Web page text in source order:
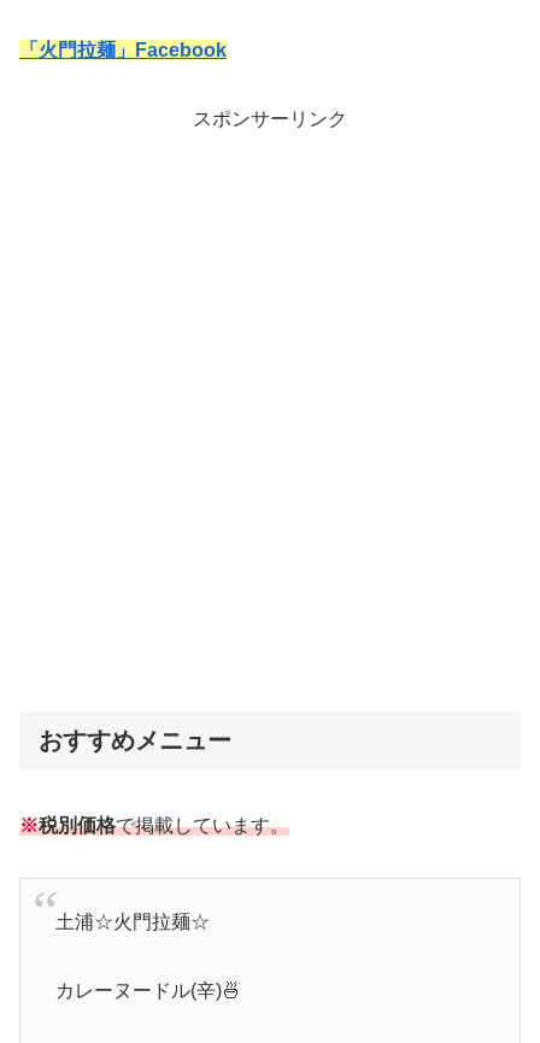
「火門拉麺」Facebook
スポンサーリンク
おすすめメニュー
※税別価格で掲載しています。
土浦☆火門拉麺☆
カレーヌードル(辛)🍜